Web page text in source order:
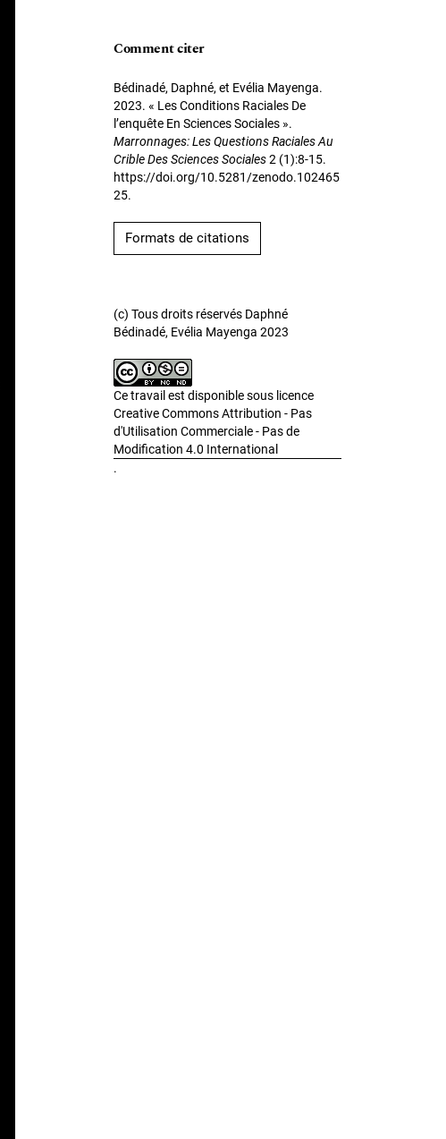
Comment citer
Bédinadé, Daphné, et Evélia Mayenga.
2023. « Les Conditions Raciales De
l’enquête En Sciences Sociales ».
Marronnages: Les Questions Raciales Au
Crible Des Sciences Sociales2 (1):8-15.
https://doi.org/10.5281/zenodo.102465
25.
Formats de citations
(c) Tous droits réservés Daphné
Bédinadé, Evélia Mayenga 2023
Ce travail est disponible sous licence
Creative Commons Attribution - Pas
d'Utilisation Commerciale - Pas de
Modification 4.0 International
.